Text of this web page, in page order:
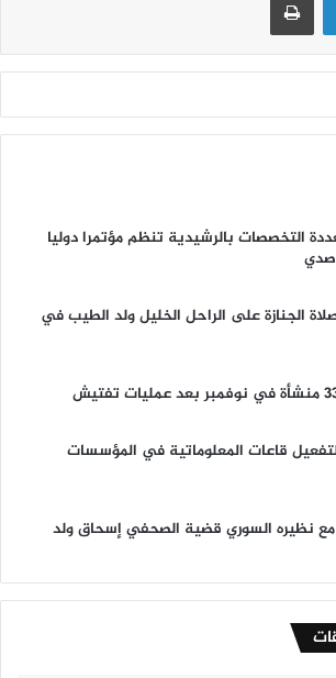
التخصصات بالرشيدية تنظم مؤتمرا دوليا
الجنازة على الراحل الخليل ولد الطيب في
لتفعيل قاعات المعلوماتية في المؤسسات
مع نظيره السوري قضية الصحفي إسحاق ولد